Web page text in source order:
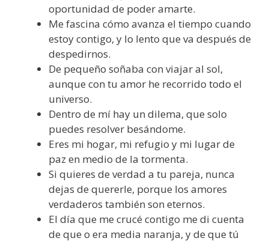
oportunidad de poder amarte.
Me fascina cómo avanza el tiempo cuando
estoy contigo, y lo lento que va después de
despedirnos.
De pequeño soñaba con viajar al sol,
aunque con tu amor he recorrido todo el
universo.
Dentro de mí hay un dilema, que solo
puedes resolver besándome.
Eres mi hogar, mi refugio y mi lugar de
paz en medio de la tormenta.
Si quieres de verdad a tu pareja, nunca
dejas de quererle, porque los amores
verdaderos también son eternos.
El día que me crucé contigo me di cuenta
de que o era media naranja, y de que tú